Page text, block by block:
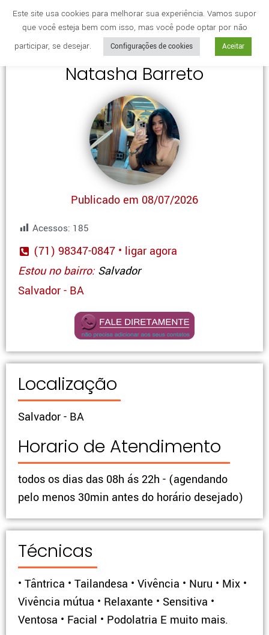
Cidade anuncie
Natasha Barreto
Publicado em 08/07/2026
Acessos: 185
(71) 98347-0847 • ligar agora
Estou no bairro: Salvador
Salvador - BA
Localização
Salvador - BA
Horario de Atendimento
todos os dias das 08h ás 22h - (agendando
pelo menos 30min antes do horário desejado)
Técnicas
• Tântrica • Tailandesa • Vivência • Nuru • Mix •
Vivência mútua • Relaxante • Sensitiva •
Ventosa • Facial • Podolatria E muito mais.
Este site usa cookies para melhorar sua experiência. Vamos supor
que você esteja bem com isso, mas você pode optar por não
participar, se desejar.
Configurações de cookies Aceitar